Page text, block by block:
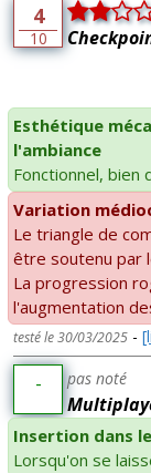
4
10
Esthétique
l'ambiance
Fonctionnel, bien
Variation
Le triangle de
être soutenu par
La progression
l'augmentation
testé le 30/03/2025 -
- pas noté
Insertion dans
Lorsqu'on se